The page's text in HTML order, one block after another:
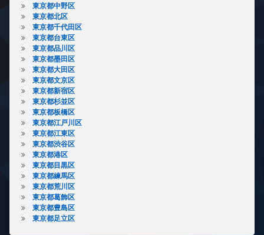
東京都中野区
東京都北区
東京都千代田区
東京都台東区
東京都品川区
東京都墨田区
東京都大田区
東京都文京区
東京都新宿区
東京都杉並区
東京都板橋区
東京都江戸川区
東京都江東区
東京都渋谷区
東京都港区
東京都目黒区
東京都練馬区
東京都荒川区
東京都葛飾区
東京都豊島区
東京都足立区